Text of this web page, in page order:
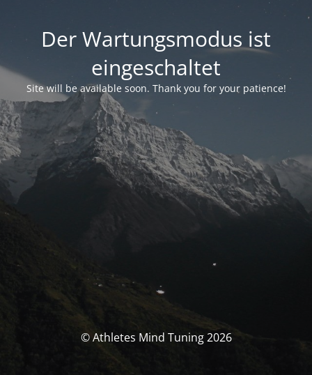
Der Wartungsmodus ist
eingeschaltet
Site will be available soon. Thank you for your patience!
© Athletes Mind Tuning 2026